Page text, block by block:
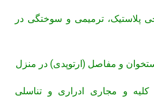
ترمیمی و سوختگی در
و مفاصل (ارتوپدی) در منزل
و مجاری ادراری و تناسلی